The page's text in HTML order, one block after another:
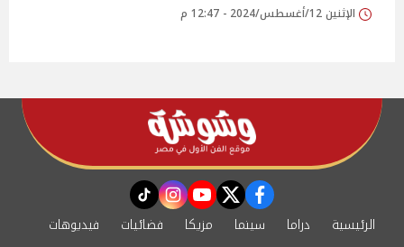
الإثنين 12/أغسطس/2024 - 12:47 م
facebook
twitter
youtube
instagram
tiktok
الرئيسية دراما سينما مزيكا فضائيات
فيديوهات